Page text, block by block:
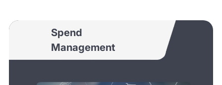
Spend
Management